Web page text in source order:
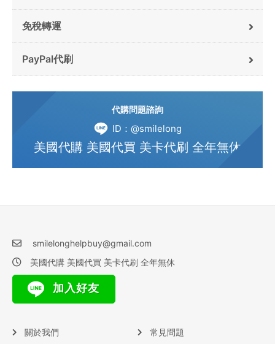
免稅轉運
PayPal代刷
代購問題諮詢
ID：@smilelong
美國代購 美國代買 美卡代刷 全年無休
smilelonghelpbuy@gmail.com
美國代購 美國代買 美卡代刷 全年無休
加入好友
關於我們 常見問題